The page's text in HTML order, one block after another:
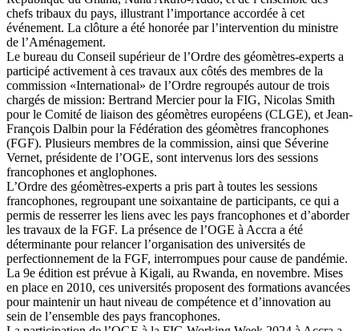
chefs tribaux du pays, illustrant l’importance accordée à cet
événement. La clôture a été honorée par l’intervention du ministre
de l’Aménagement.
Le bureau du Conseil supérieur de l’Ordre des géomètres-experts a
participé activement à ces travaux aux côtés des membres de la
commission «International» de l’Ordre regroupés autour de trois
chargés de mission: Bertrand Mercier pour la FIG, Nicolas Smith
pour le Comité de liaison des géomètres européens (CLGE), et Jean-
François Dalbin pour la Fédération des géomètres francophones
(FGF). Plusieurs membres de la commission, ainsi que Séverine
Vernet, présidente de l’OGE, sont intervenus lors des sessions
francophones et anglophones.
L’Ordre des géomètres-experts a pris part à toutes les sessions
francophones, regroupant une soixantaine de participants, ce qui a
permis de resserrer les liens avec les pays francophones et d’aborder
les travaux de la FGF. La présence de l’OGE à Accra a été
déterminante pour relancer l’organisation des universités de
perfectionnement de la FGF, interrompues pour cause de pandémie.
La 9e édition est prévue à Kigali, au Rwanda, en novembre. Mises
en place en 2010, ces universités proposent des formations avancées
pour maintenir un haut niveau de compétence et d’innovation au
sein de l’ensemble des pays francophones.